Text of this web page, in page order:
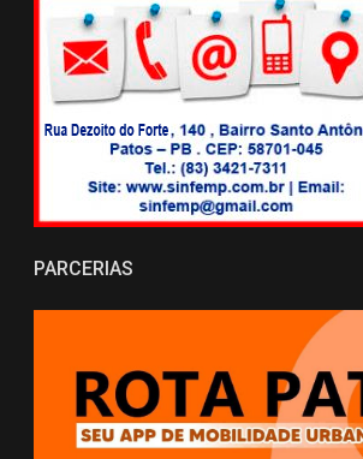
PARCERIAS